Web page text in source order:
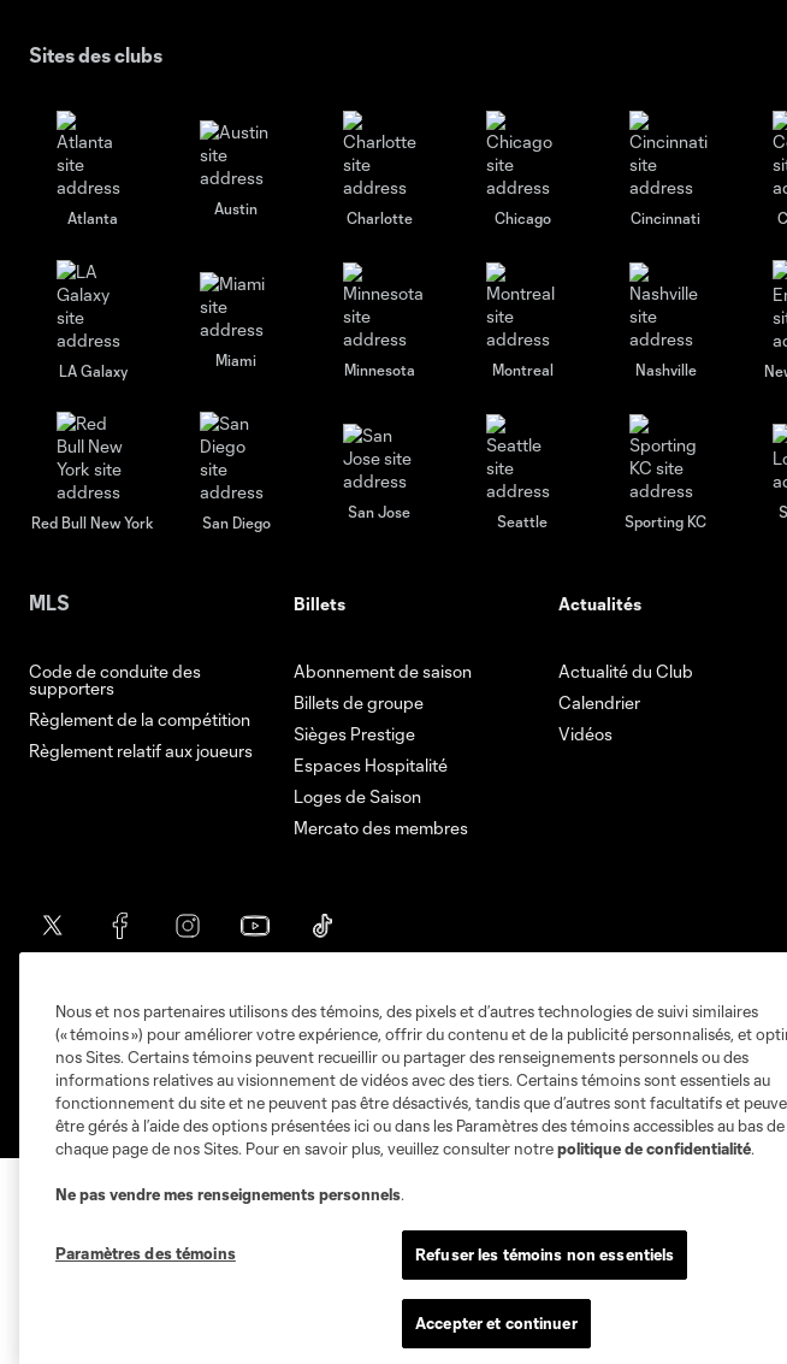
Sites des clubs
Atlanta
Austin
Charlotte Chicago Cincinnati
LA Galaxy
Miami
Minnesota Montreal Nashville
Red Bull New York San Diego
San Jose
Seattle Sporting KC
MLS
Code de conduite des
supporters
Règlement de la compétition
Règlement relatif aux joueurs
Billets
Abonnement de saison
Billets de groupe
Sièges Prestige
Espaces Hospitalité
Loges de Saison
Mercato des membres
Actualités
Actualité du Club
Calendrier
Vidéos
Conditions d'utilisation Politique de confidentialité Ne vendez pas et ne
@2026 MLS. Le nom et l'écusson Major League Soccer et MLS sont des
différentes équipes de MLS sont des marques déposées ou des marques de
Toute l’utilisation de leurs noms et logos non-autorisée est par conséquent
Nous et nos partenaires utilisons des témoins, des pixels et d’autres technologies de suivi similaires
(« témoins ») pour améliorer votre expérience, offrir du contenu et de la publicité personnalisés, et
nos Sites. Certains témoins peuvent recueillir ou partager des renseignements personnels ou des
informations relatives au visionnement de vidéos avec des tiers. Certains témoins sont essentiels au
fonctionnement du site et ne peuvent pas être désactivés, tandis que d’autres sont facultatifs et
être gérés à l’aide des options présentées ici ou dans les Paramètres des témoins accessibles au bas de
chaque page de nos Sites. Pour en savoir plus, veuillez consulter notrepolitique de confidentialité.
Ne pas vendre mes renseignements personnels.
Paramètres des témoins Refuser les témoins non essentiels
Accepter et continuer